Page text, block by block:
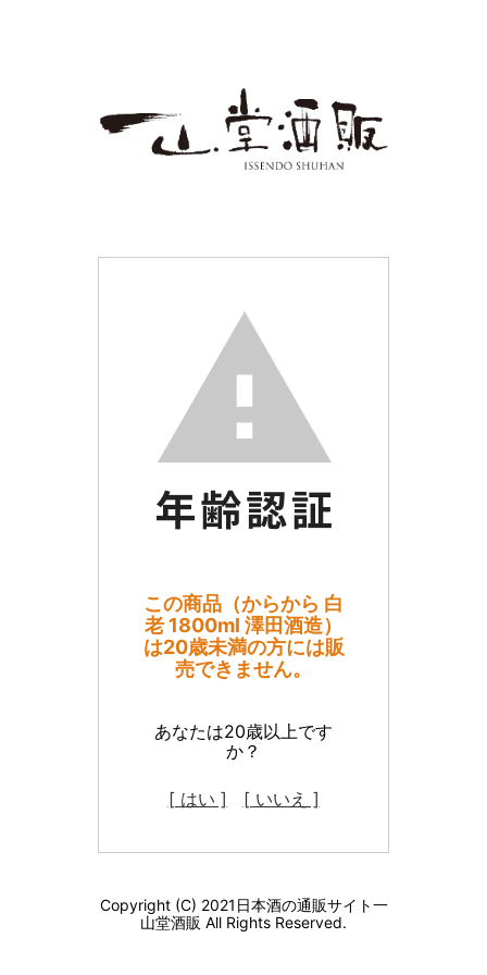
この商品（からから 白
老 1800ml 澤田酒造）
は20歳未満の方には販
売できません。
あなたは20歳以上です
か？
[ はい ] [ いいえ ]
Copyright (C) 2021日本酒の通販サイト一
山堂酒販 All Rights Reserved.